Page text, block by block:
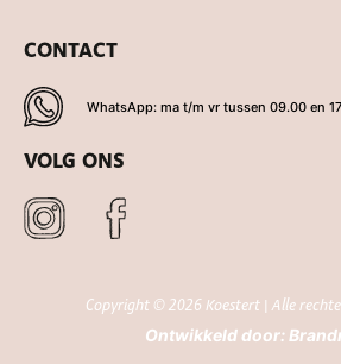
CONTACT
WhatsApp: ma t/m vr tussen 09.00 en
VOLG ONS
Copyright © 2026 Koestert | Alle
Ontwikkeld door: